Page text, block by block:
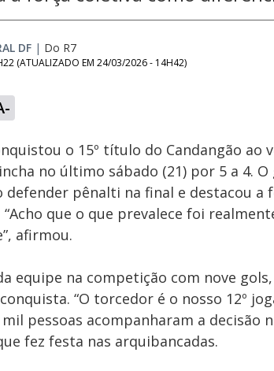
DF | Do R7
(ATUALIZADO EM 24/03/2026 - 14H42)
o 15º título do Candangão ao
no último sábado (21) por 5 a 4.
defender pênalti na final e destacou
“Acho que o que prevalece foi
afirmou.
equipe na competição com nove
“O torcedor é o nosso 12º
mil pessoas acompanharam a
fez festa nas arquibancadas.